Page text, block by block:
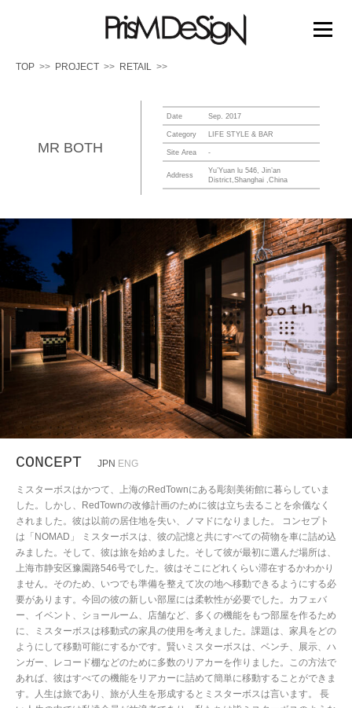
メニュー
ABOUT US WORK FLOW
TOP PROJECT RETAIL
MR BOTH
Date Sep. 2017
Category LIFE STYLE & BAR
Site Area -
Address
Yu’Yuan lu 546, Jin’an
District,Shanghai ,China
CONCEPT JPN ENG
ミスターボスはかつて、上海のRedTownにある彫刻美術館に暮らしていま
した。しかし、RedTownの改修計画のために彼は立ち去ることを余儀なく
されました。彼は以前の居住地を失い、ノマドになりました。 コンセプト
は「NOMAD」 ミスターボスは、彼の記憶と共にすべての荷物を車に詰め込
みました。そして、彼は旅を始めました。そして彼が最初に選んだ場所は、
上海市静安区豫園路546号でした。彼はそこにどれくらい滞在するかわかり
ません。そのため、いつでも準備を整えて次の地へ移動できるようにする必
要があります。今回の彼の新しい部屋には柔軟性が必要でした。カフェバ
ー、イベント、ショールーム、店舗など、多くの機能をもつ部屋を作るため
に、ミスターボスは移動式の家具の使用を考えました。課題は、家具をどの
ようにして移動可能にするかです。賢いミスターボスは、ベンチ、展示、ハ
ンガー、レコード棚などのために多数のリアカーを作りました。この方法で
あれば、彼はすべての機能をリアカーに詰めて簡単に移動することができま
す。人生は旅であり、旅が人生を形成するとミスターボスは言います。 長